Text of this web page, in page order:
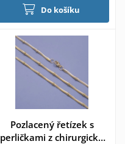
Do košíku
Pozlacený řetízek s
perličkami z chirurgické